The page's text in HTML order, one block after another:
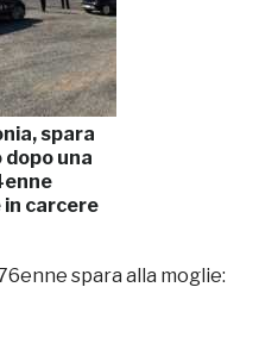
spara
dopo una
carcere
spara alla moglie: